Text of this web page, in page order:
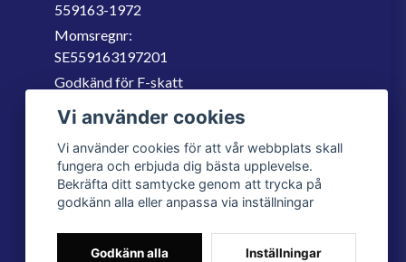
559163-1972
Momsregnr:
SE559163197201
Godkänd för F-skatt
060-566 800
Vi använder cookies
Vi använder cookies för att vår webbplats skall
fungera och erbjuda dig bästa upplevelse.
Bekräfta ditt samtycke genom att trycka på
godkänn alla eller anpassa via inställningar
Godkänn alla Inställningar